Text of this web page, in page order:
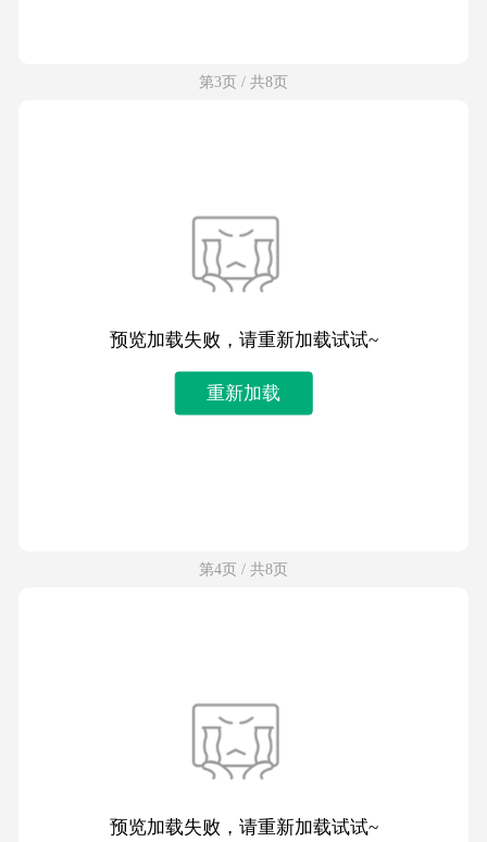
第3页 / 共8页
预览加载失败，请重新加载试试~
重新加载
第4页 / 共8页
预览加载失败，请重新加载试试~